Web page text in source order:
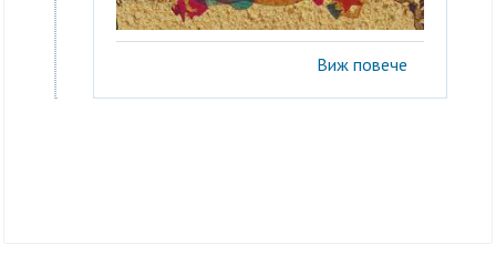
Виж повече